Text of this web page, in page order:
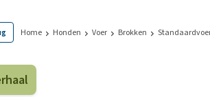
Graanvrij
Home Honden Voer Brokken